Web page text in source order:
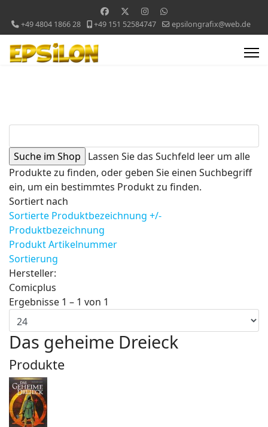
+49 4804 1866 28 +49 151 52584747 epsilongrafix@web.de
Lassen Sie das Suchfeld leer um alle
Produkte zu finden, oder geben Sie einen Suchbegriff
ein, um ein bestimmtes Produkt zu finden.
Sortiert nach
Sortierte Produktbezeichnung +/-
Produktbezeichnung
Produkt Artikelnummer
Sortierung
Hersteller:
Comicplus
Ergebnisse 1 – 1 von 1
Das geheime Dreieck
Produkte